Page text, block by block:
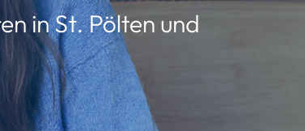
in St. Pölten und